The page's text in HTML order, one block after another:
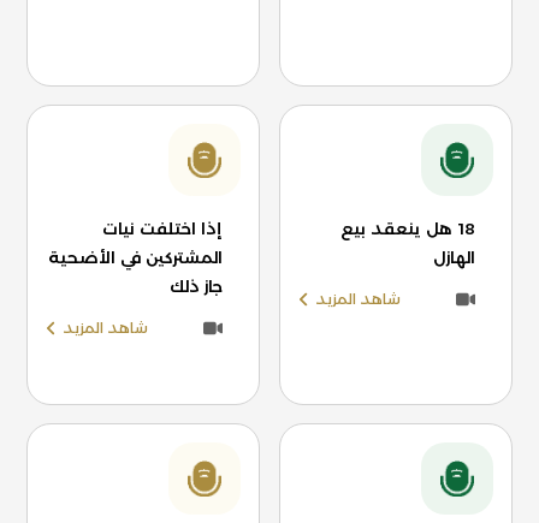
18 هل ينعقد بيع
الهازل
شاهد المزيد
إذا اختلفت نيات
المشتركين في الأضحية
جاز ذلك
شاهد المزيد